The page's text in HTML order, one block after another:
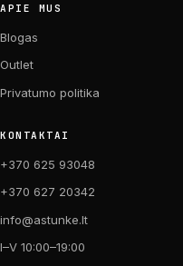
APIE MUS
Blogas
Outlet
Privatumo politika
KONTAKTAI
+370 625 93048
+370 627 20342
info@astunke.lt
I–V 10:00–19:00